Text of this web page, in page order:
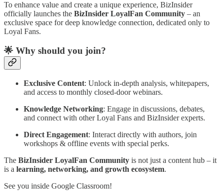
To enhance value and create a unique experience, BizInsider
officially launches the BizInsider LoyalFan Community – an
exclusive space for deep knowledge connection, dedicated only to
Loyal Fans.
🌟 Why should you join?
Exclusive Content: Unlock in-depth analysis, whitepapers,
and access to monthly closed-door webinars.
Knowledge Networking: Engage in discussions, debates,
and connect with other Loyal Fans and BizInsider experts.
Direct Engagement: Interact directly with authors, join
workshops & offline events with special perks.
The BizInsider LoyalFan Community is not just a content hub – it
is a learning, networking, and growth ecosystem.
See you inside Google Classroom!